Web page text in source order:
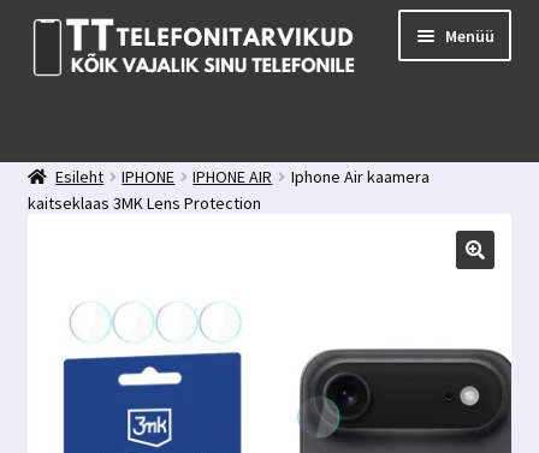
Liigu
navigeerimisele
Liigu
juurde
Menüü
Minu konto
Tagasiside
Esileht IPHONE IPHONE AIR
Iphone Air kaamera
kaitseklaas 3MK Lens Protection